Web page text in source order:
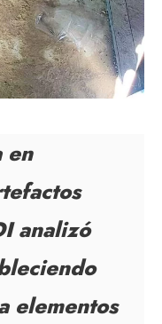
en
analizó
elementos